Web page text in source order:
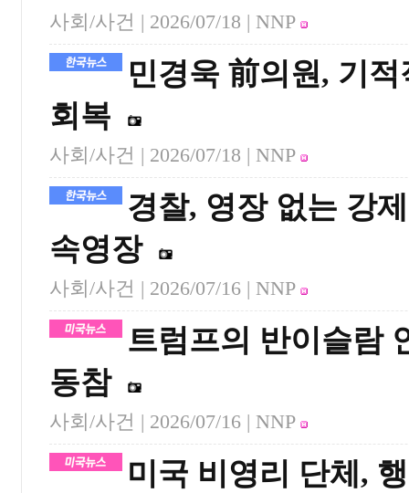
사회/사건 | 2026/07/18 | NNP
민경욱 前의원, 기
회복
사회/사건 | 2026/07/18 | NNP
경찰, 영장 없는 강
속영장
사회/사건 | 2026/07/16 | NNP
트럼프의 반이슬람
동참
사회/사건 | 2026/07/16 | NNP
미국 비영리 단체,